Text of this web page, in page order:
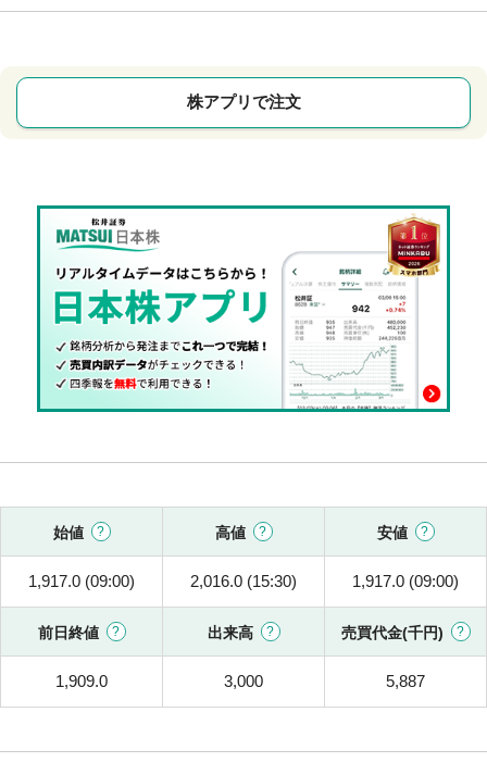
株アプリで注文
始値 高値 安値
1,917.0 (09:00) 2,016.0 (15:30) 1,917.0 (09:00)
前日終値 出来高 売買代金(千円)
1,909.0 3,000 5,887